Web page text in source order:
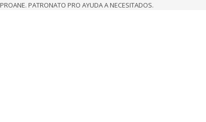
PROANE. PATRONATO PRO AYUDA A NECESITADOS.